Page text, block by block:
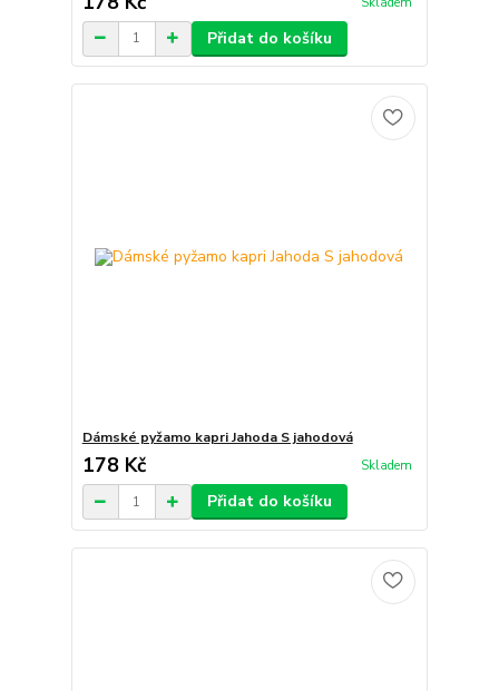
Přidat do košíku
Dámské pyžamo kapri Jahoda S jahodová
178 Kč Skladem
Přidat do košíku